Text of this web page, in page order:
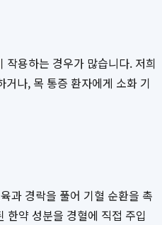
용하는 경우가 많습니다. 저희
나, 목 통증 환자에게 소화 기
과 경락을 풀어 기혈 순환을 촉
약 성분을 경혈에 직접 주입